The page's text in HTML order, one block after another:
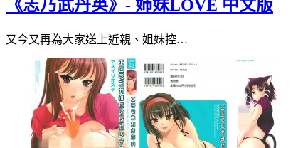
《志乃武丹英》- 姉妹LOVE 中文版
又今又再為大家送上近親、姐妹控…